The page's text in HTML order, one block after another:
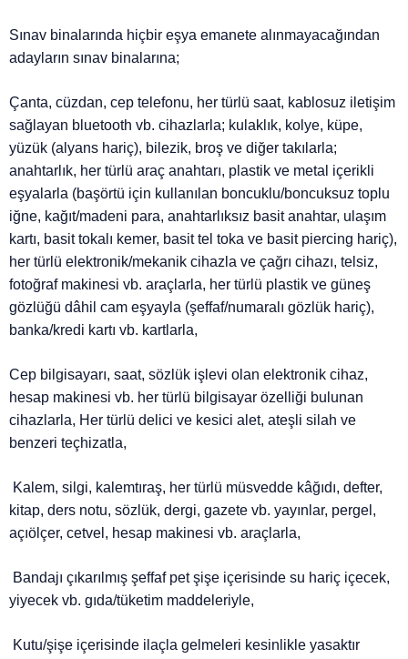
Sınav binalarında hiçbir eşya emanete alınmayacağından
adayların sınav binalarına;
Çanta, cüzdan, cep telefonu, her türlü saat, kablosuz iletişim
sağlayan bluetooth vb. cihazlarla; kulaklık, kolye, küpe,
yüzük (alyans hariç), bilezik, broş ve diğer takılarla;
anahtarlık, her türlü araç anahtarı, plastik ve metal içerikli
eşyalarla (başörtü için kullanılan boncuklu/boncuksuz toplu
iğne, kağıt/madeni para, anahtarlıksız basit anahtar, ulaşım
kartı, basit tokalı kemer, basit tel toka ve basit piercing hariç),
her türlü elektronik/mekanik cihazla ve çağrı cihazı, telsiz,
fotoğraf makinesi vb. araçlarla, her türlü plastik ve güneş
gözlüğü dâhil cam eşyayla (şeffaf/numaralı gözlük hariç),
banka/kredi kartı vb. kartlarla,
Cep bilgisayarı, saat, sözlük işlevi olan elektronik cihaz,
hesap makinesi vb. her türlü bilgisayar özelliği bulunan
cihazlarla, Her türlü delici ve kesici alet, ateşli silah ve
benzeri teçhizatla,
Kalem, silgi, kalemtıraş, her türlü müsvedde kâğıdı, defter,
kitap, ders notu, sözlük, dergi, gazete vb. yayınlar, pergel,
açıölçer, cetvel, hesap makinesi vb. araçlarla,
Bandajı çıkarılmış şeffaf pet şişe içerisinde su hariç içecek,
yiyecek vb. gıda/tüketim maddeleriyle,
Kutu/şişe içerisinde ilaçla gelmeleri kesinlikle yasaktır